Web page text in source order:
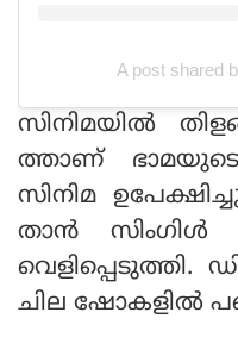
A post shared
സിനിമയിൽ
ത്താണ്
സിനിമ
താൻ
വെളിപ്പെടുത്തി.
ചില ഷോകളിൽ